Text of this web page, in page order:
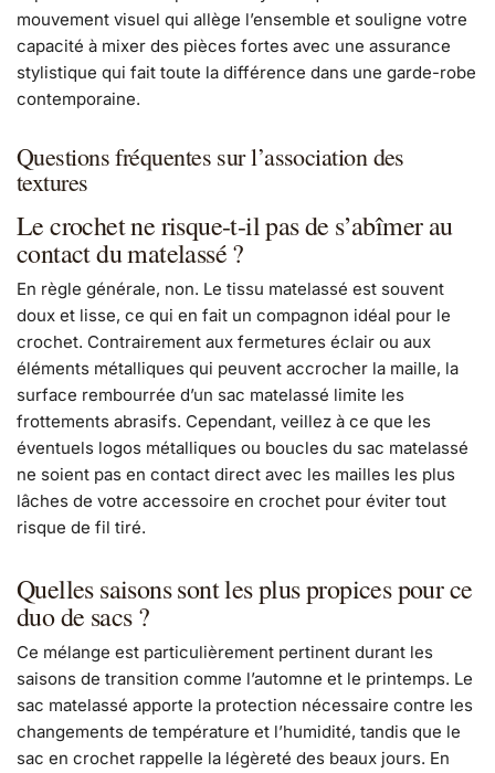
mouvement visuel qui allège l’ensemble et souligne votre
capacité à mixer des pièces fortes avec une assurance
stylistique qui fait toute la différence dans une garde-robe
contemporaine.
Questions fréquentes sur l’association des
textures
Le crochet ne risque-t-il pas de s’abîmer au
contact du matelassé ?
En règle générale, non. Le tissu matelassé est souvent
doux et lisse, ce qui en fait un compagnon idéal pour le
crochet. Contrairement aux fermetures éclair ou aux
éléments métalliques qui peuvent accrocher la maille, la
surface rembourrée d’un sac matelassé limite les
frottements abrasifs. Cependant, veillez à ce que les
éventuels logos métalliques ou boucles du sac matelassé
ne soient pas en contact direct avec les mailles les plus
lâches de votre accessoire en crochet pour éviter tout
risque de fil tiré.
Quelles saisons sont les plus propices pour ce
duo de sacs ?
Ce mélange est particulièrement pertinent durant les
saisons de transition comme l’automne et le printemps. Le
sac matelassé apporte la protection nécessaire contre les
changements de température et l’humidité, tandis que le
sac en crochet rappelle la légèreté des beaux jours. En